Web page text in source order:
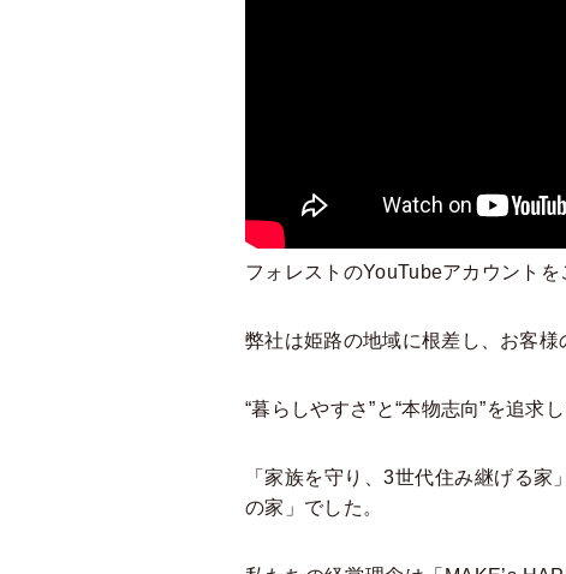
フォレストのYouTubeアカウント
弊社は姫路の地域に根差し、お客様
“暮らしやすさ”と“本物志向”を追求
「家族を守り、3世代住み継げる
の家」でした。